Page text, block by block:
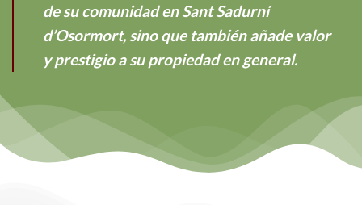
de su comunidad en Sant Sadurní
d’Osormort, sino que también añade valor
y prestigio a su propiedad en general.